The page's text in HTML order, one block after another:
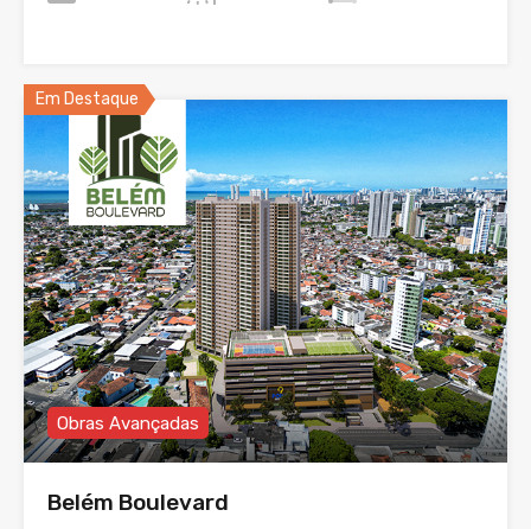
Em Destaque
Obras Avançadas
Belém Boulevard